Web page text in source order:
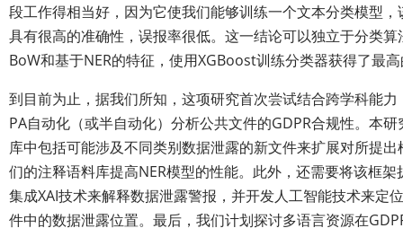
段工作得相当好，因为它使我们能够训练一个文本分类模型
具有很高的准确性，误报率很低。这一结论可以独立于分类
BoW和基于NER的特征，使用XGBoost训练分类器获得了最
到目前为止，据我们所知，这项研究首次尝试结合跨学科能
PA自动化（或半自动化）分析公共文件的GDPR合规性。本
库中包括可能涉及不同类别数据泄露的新文件来扩展对所提
们的注释语料库提高NER模型的性能。此外，还需要将该框
集成XAI技术来解释数据泄露警报，并开发人工智能技术来定
件中的数据泄露位置。最后，我们计划探讨多语言资源在